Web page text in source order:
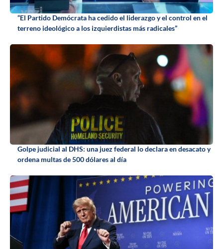
“El Partido Demócrata ha cedido el liderazgo y el control en el
terreno ideológico a los izquierdistas más radicales”
Golpe judicial al DHS: una juez federal lo declara en desacato y
ordena multas de 500 dólares al día